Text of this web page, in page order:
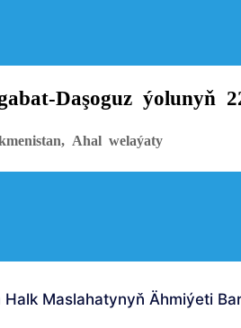
Daşoguz ýolunyň
Ahal welaýaty
Maslahatynyň Ähmiýeti